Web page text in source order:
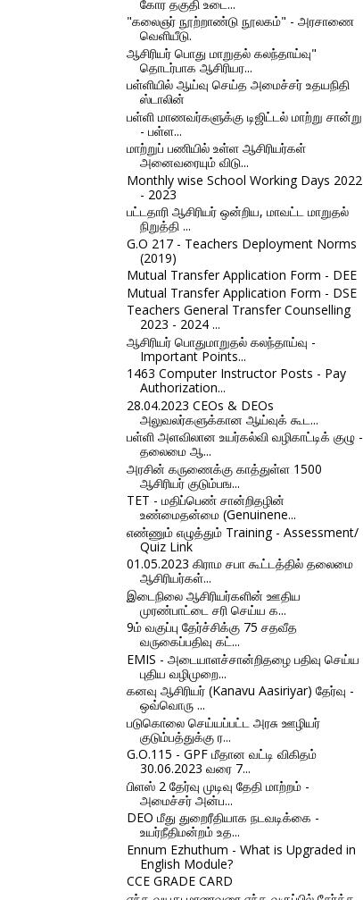
கோர தகுதி உடை...
"கலைஞர் நூற்றாண்டு நூலகம்" - அரசாணை
வெளியீடு.
ஆசிரியர் பொது மாறுதல் கலந்தாய்வு"
தொடர்பாக ஆசிரியர...
பள்ளியில் ஆய்வு செய்த அமைச்சர் உதயநிதி
ஸ்டாலின்
பள்ளி மாணவர்களுக்கு டிஜிட்டல் மாற்று சான்று
- பள்ள...
மாற்றுப் பணியில் உள்ள ஆசிரியர்கள்
அனைவரையும் விடு...
Monthly wise School Working Days 2022
- 2023
பட்டதாரி ஆசிரியர் ஒன்றிய, மாவட்ட மாறுதல்
நிறுத்தி ...
G.O 217 - Teachers Deployment Norms
(2019)
Mutual Transfer Application Form - DEE
Mutual Transfer Application Form - DSE
Teachers General Transfer Counselling
2023 - 2024 ...
ஆசிரியர் பொதுமாறுதல் கலந்தாய்வு -
Important Points...
1463 Computer Instructor Posts - Pay
Authorization...
28.04.2023 CEOs & DEOs
அலுவலர்களுக்கான ஆய்வுக் கூட...
பள்ளி அளவிலான உயர்கல்வி வழிகாட்டிக் குழு -
தலைமை ஆ...
அரசின் கருணைக்கு காத்துள்ள 1500
ஆசிரியர் குடும்பங...
TET - மதிப்பெண் சான்றிதழின்
உண்மைதன்மை (Genuinene...
எண்ணும் எழுத்தும் Training - Assessment/
Quiz Link
01.05.2023 கிராம சபா கூட்டத்தில் தலைமை
ஆசிரியர்கள்...
இடைநிலை ஆசிரியர்களின் ஊதிய
முரண்பாட்டை சரி செய்ய க...
9ம் வகுப்பு தேர்ச்சிக்கு 75 சதவீத
வருகைப்பதிவு கட்...
EMIS - அடையாளச்சான்றிதழை பதிவு செய்ய
புதிய வழிமுறை...
கனவு ஆசிரியர் (Kanavu Aasiriyar) தேர்வு -
ஒவ்வொரு ...
படுகொலை செய்யப்பட்ட அரசு ஊழியர்
குடும்பத்துக்கு ர...
G.O.115 - GPF மீதான வட்டி விகிதம்
30.06.2023 வரை 7...
பிளஸ் 2 தேர்வு முடிவு தேதி மாற்றம் -
அமைச்சர் அன்ப...
DEO மீது துறைரீதியாக நடவடிக்கை -
உயர்நீதிமன்றம் உத...
Ennum Ezhuthum - What is Upgraded in
English Module?
CCE GRADE CARD